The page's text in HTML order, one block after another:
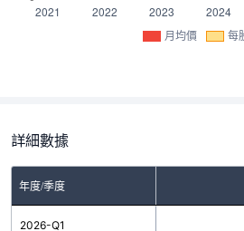
月均價 每
詳細數據
年度/季度
2026-Q1